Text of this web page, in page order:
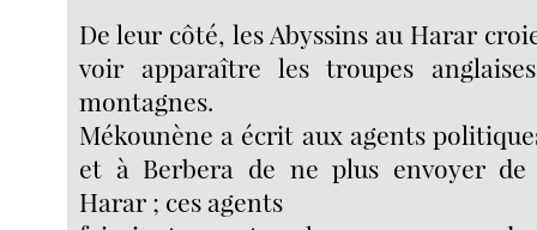
De leur côté, les Abyssins au Harar
voir apparaître les troupes
montagnes.
Mékounène a écrit aux agents
et à Berbera de ne plus envoyer de
Harar ; ces agents